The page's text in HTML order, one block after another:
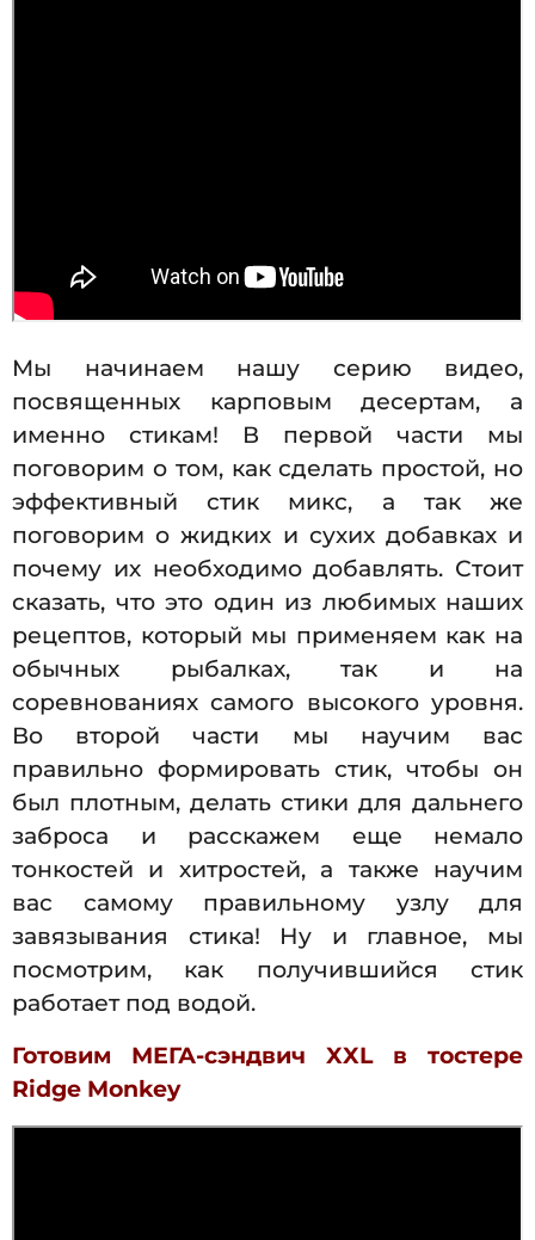
Мы начинаем нашу серию видео,
посвященных карповым десертам, а
именно стикам! В первой части мы
поговорим о том, как сделать простой, но
эффективный стик микс, а так же
поговорим о жидких и сухих добавках и
почему их необходимо добавлять. Стоит
сказать, что это один из любимых наших
рецептов, который мы применяем как на
обычных рыбалках, так и на
соревнованиях самого высокого уровня.
Во второй части мы научим вас
правильно формировать стик, чтобы он
был плотным, делать стики для дальнего
заброса и расскажем еще немало
тонкостей и хитростей, а также научим
вас самому правильному узлу для
завязывания стика! Ну и главное, мы
посмотрим, как получившийся стик
работает под водой.
Готовим МЕГА-сэндвич XXL в тостере
Ridge Monkey